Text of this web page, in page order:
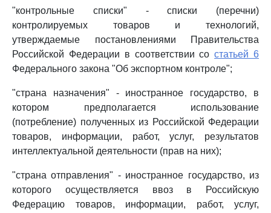
"контрольные списки" - списки (перечни)
контролируемых товаров и технологий,
утверждаемые постановлениями Правительства
Российской Федерации в соответствии состатьей 6
Федерального закона "Об экспортном контроле";
"страна назначения" - иностранное государство, в
котором предполагается использование
(потребление) полученных из Российской Федерации
товаров, информации, работ, услуг, результатов
интеллектуальной деятельности (прав на них);
"страна отправления" - иностранное государство, из
которого осуществляется ввоз в Российскую
Федерацию товаров, информации, работ, услуг,